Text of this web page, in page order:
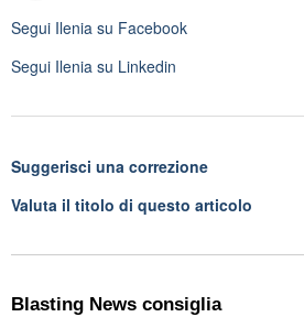
Segui Ilenia su Facebook
Segui Ilenia su Linkedin
Suggerisci una correzione
Valuta il titolo di questo articolo
Blasting News consiglia